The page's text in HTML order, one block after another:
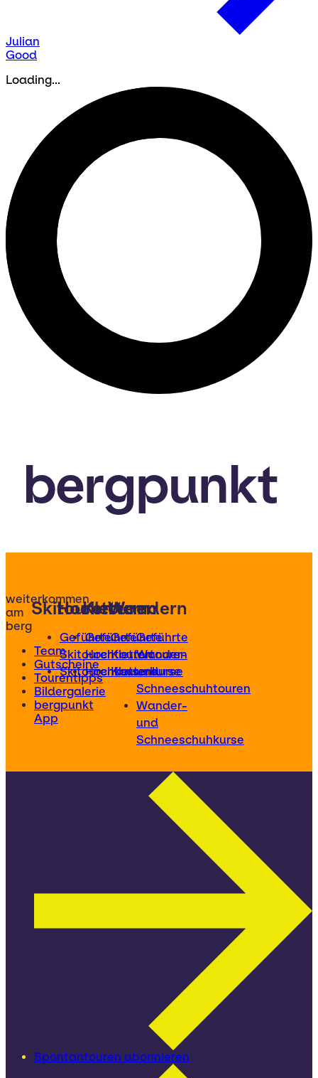
Julian
Good
Loading...
bergpunkt
weiterkommen
am
berg
Team
Gutscheine
Tourentipps
Bildergalerie
bergpunkt
App
Skitouren
Geführte
Skitouren
Skitourenkurse
Hochtouren
Geführte
Hochtouren
Hochtourenkurse
Klettern
Geführte
Klettertouren
Kletterkurse
Wandern
Geführte
Wander-
und
Schneeschuhtouren
Wander-
und
Schneeschuhkurse
Spontantouren abonnieren